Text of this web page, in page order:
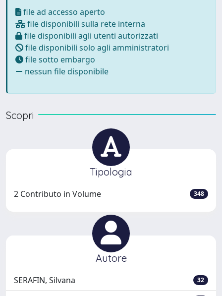
file ad accesso aperto
file disponibili sulla rete interna
file disponibili agli utenti autorizzati
file disponibili solo agli amministratori
file sotto embargo
nessun file disponibile
Scopri
Tipologia
2 Contributo in Volume 348
Autore
SERAFIN, Silvana 32